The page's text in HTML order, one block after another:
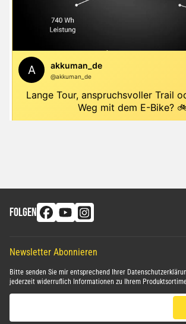
FOLGEN
Newsletter Abonnieren
Bitte senden Sie mir entsprechend Ihrer
jederzeit widerruflich Informationen zu Ihrem